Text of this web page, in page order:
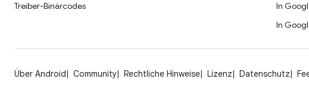
Treiber-Binärcodes
In
In
Über Android Community Rechtliche Hinweise Lizenz Datenschutz